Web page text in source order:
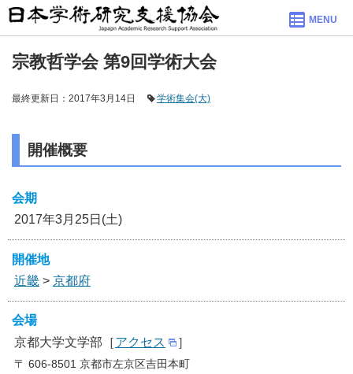
MENU
宗教哲学会 第9回学術大会
最終更新日：2017年3月14日 学術集会(大)
開催概要
会期
2017年3月25日(土)
開催地
近畿 > 京都府
会場
京都大学文学部［アクセス ］
〒 606-8501 京都市左京区吉田本町